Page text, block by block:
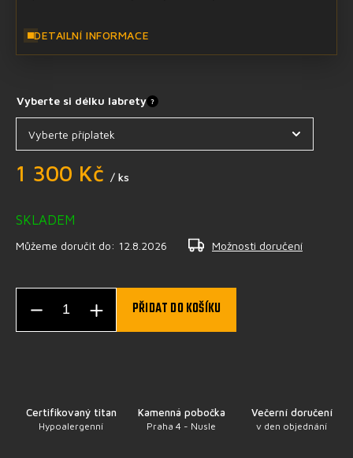
DETAILNÍ INFORMACE
Vyberte si délku labrety ?
1 300 Kč / ks
SKLADEM
Můžeme doručit do: 12.8.2026 Možnosti doručení
PŘIDAT DO KOŠÍKU
Certifikovaný titan
Hypoalergenní
Kamenná pobočka
Praha 4 - Nusle
Večerní doručení
v den objednání